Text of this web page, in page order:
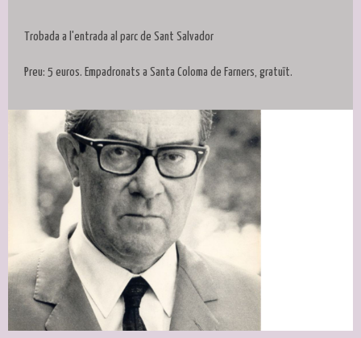
Trobada a l'entrada al parc de Sant Salvador
Preu: 5 euros. Empadronats a Santa Coloma de Farners, gratuït.